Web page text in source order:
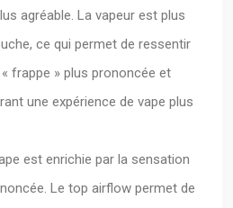
agréable. La vapeur est plus
ce qui permet de ressentir
frappe » plus prononcée et
une expérience de vape plus
est enrichie par la sensation
Le top airflow permet de